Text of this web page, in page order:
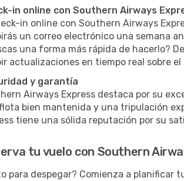
in online con Southern Airways
in online con Southern Airways
un correo electrónico una semana
una forma más rápida de hacerlo?
actualizaciones en tiempo real sobre
y garantía
Airways Express destaca por su
bien mantenida y una tripulación
tiene una sólida reputación por su
tu vuelo con Southern
para despegar? Comienza a planificar